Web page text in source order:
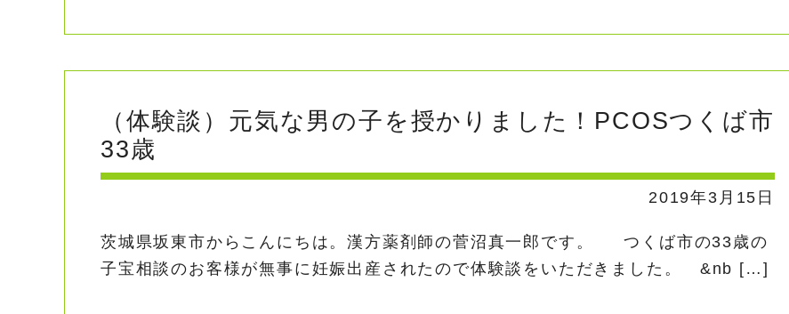
（体験談）元気な男の子を授かりました！PCOSつくば市
33歳
2019年3月15日
茨城県坂東市からこんにちは。漢方薬剤師の菅沼真一郎です。 つくば市の33歳の
子宝相談のお客様が無事に妊娠出産されたので体験談をいただきました。 &nb […]